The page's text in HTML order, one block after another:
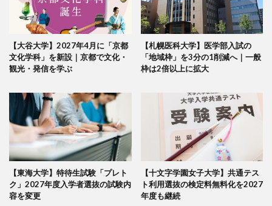
【大谷大学】2027年4月に「京都
文化学科」を新設｜京都で文化・
観光・発信を学ぶ
【札幌医科大学】医学部入試の
「地域枠」を3分の1削減へ｜一般
枠は2倍以上に拡大
【東海大学】特待生試験「プレト
ク」2027年度入学者選抜の試験内
容を変更
【十文字学園女子大学】共通テス
ト利用選抜の検定料無料化を2027
年度も継続